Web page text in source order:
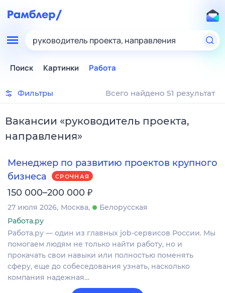
руководитель проекта, направления
Поиск Картинки Работа
Фильтры Всего найдено 51 результат
Вакансии «руководитель проекта,
направления»
Менеджер по развитию проектов крупного
бизнеса
СРОЧНАЯ
150 000–200 000 ₽
27 июля 2026 Москва
Белорусская
Работа.ру
Работа.ру — один из главных job-сервисов России. Мы
помогаем людям не только найти работу, но и
прокачать свои навыки или полностью поменять
сферу, еще до собеседования узнать, насколько
компания надежная…